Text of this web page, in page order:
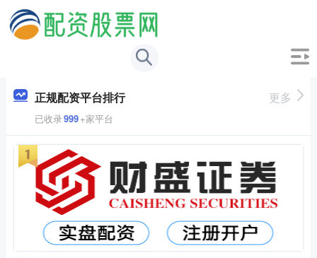
正规配资平台排行
已收录999+家平台
更多